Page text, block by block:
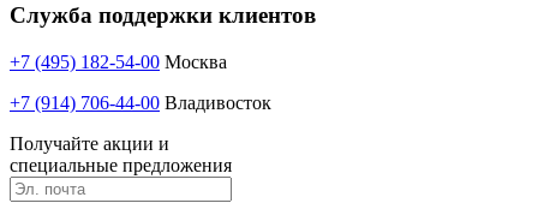
Служба поддержки клиентов
+7 (495) 182-54-00 Москва
+7 (914) 706-44-00 Владивосток
Получайте акции и
специальные предложения